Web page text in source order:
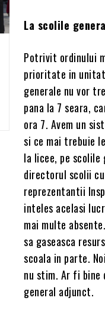
La scolile
Potrivit ordinului
prioritate in
generale nu vor
pana la 7 seara,
ora 7. Avem un
si ce mai trebuie
la licee, pe scolile
directorul scolii
reprezentantii
inteles acelasi
mai multe
sa gaseasca
scoala in parte.
nu stim. Ar fi bine
general adjunct.